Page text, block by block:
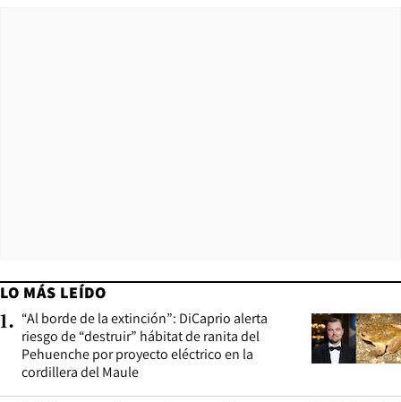
LO MÁS LEÍDO
1. “Al borde de la extinción”: DiCaprio alerta
riesgo de “destruir” hábitat de ranita del
Pehuenche por proyecto eléctrico en la
cordillera del Maule